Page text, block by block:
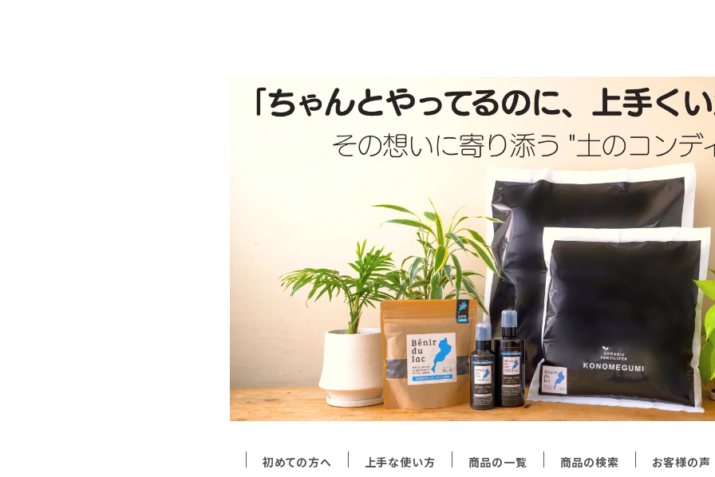
初めての方へ 上手な使い方 商品の一覧 商品の検索 お客様の声